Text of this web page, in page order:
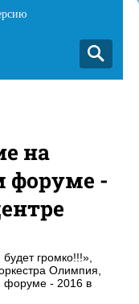
на
форуме -
громко!!!»,
Олимпия,
форуме - 2016 в